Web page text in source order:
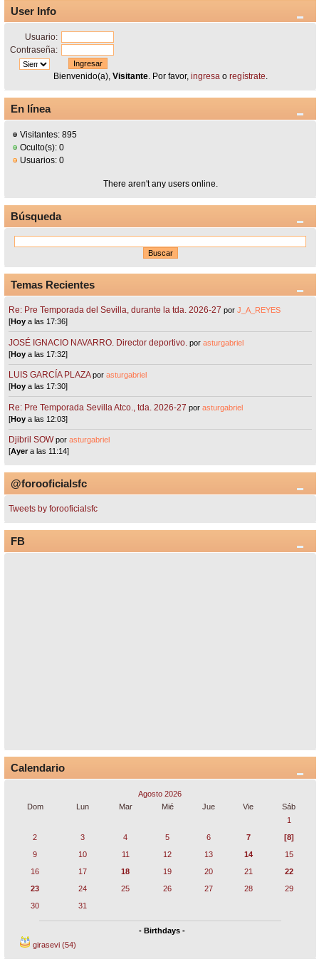
User Info
Usuario:
Contraseña:
Bienvenido(a), Visitante. Por favor, ingresao regístrate.
En línea
Visitantes: 895
Oculto(s): 0
Usuarios: 0
There aren't any users online.
Búsqueda
Temas Recientes
Re: Pre Temporada del Sevilla, durante la tda. 2026-27 porJ_A_REYES
[Hoy a las 17:36]
JOSÉ IGNACIO NAVARRO. Director deportivo. porasturgabriel
[Hoy a las 17:32]
LUIS GARCÍA PLAZA porasturgabriel
[Hoy a las 17:30]
Re: Pre Temporada Sevilla Atco., tda. 2026-27 porasturgabriel
[Hoy a las 12:03]
Djibril SOW porasturgabriel
[Ayera las 11:14]
@forooficialsfc
Tweets by forooficialsfc
FB
Calendario
Agosto 2026
Dom
Lun Mar Mié Jue Vie
Sáb
1
2
3 4 5 6 7
[8]
9
10 11 12 13 14
15
16
17 18 19 20 21
22
23
24 25 26 27 28
29
30
31
- Birthdays -
girasevi (54)